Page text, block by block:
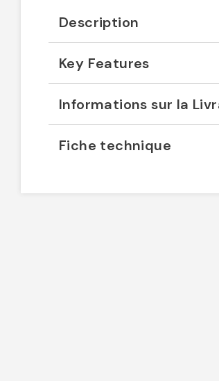
Description
Key Features
Informations sur la
Fiche technique